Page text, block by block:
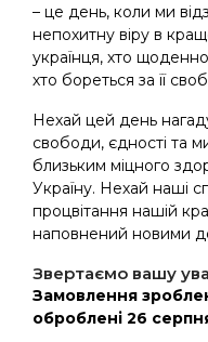
– це день, коли ми
непохитну віру в
українця, хто
хто бореться за її
Нехай цей день
свободи, єдності та
близьким міцного
Україну. Нехай наші
процвітання нашій
наповнений новими
Звертаємо вашу
Замовлення
оброблені 26